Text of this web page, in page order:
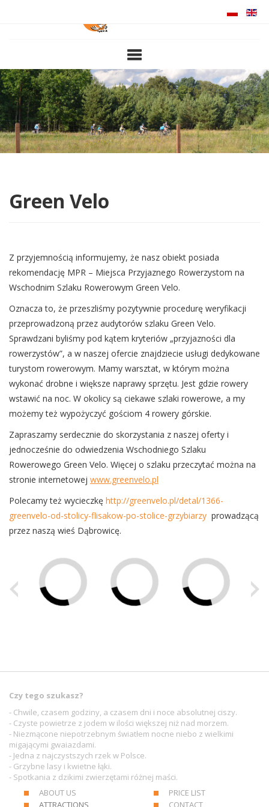
ABOUT US
ATTRACTIONS
ACCOMMODATION
MEALS
Green Velo
Z przyjemnością informujemy, że nasz obiekt posiada
rekomendację MPR – Miejsca Przyjaznego Rowerzystom na
Wschodnim Szlaku Rowerowym Green Velo.
Oznacza to, że przeszliśmy pozytywnie procedurę weryfikacji
przeprowadzoną przez audytorów szlaku Green Velo.
Sprawdzani byliśmy pod kątem kryteriów „przyjazności dla
rowerzystów”, a w naszej ofercie znajdziecie usługi dedykowane
turystom rowerowym. Mamy warsztat, w którym można
wykonać drobne i większe naprawy sprzętu. Jest gdzie rowery
wstawić na noc. W okolicy są ciekawe szlaki rowerowe, a my
możemy też wypożyczyć gościom 4 rowery górskie.
Zapraszamy serdecznie do skorzystania z naszej oferty i
jednocześnie do odwiedzenia Wschodniego Szlaku
Rowerowego Green Velo. Więcej o szlaku przeczytać można na
stronie internetowej www.greenvelo.pl
Polecamy też wycieczkę http://greenvelo.pl/detal/1366-
greenvelo-od-stolicy-flisakow-po-stolice-grzybiarzy prowadzącą
przez naszą wieś Dąbrowicę.
Czy tego szukasz?
- Chwile, czasem godziny, a czasem dni i noce absolutnej ciszy.
- Czyste powietrze z jodem w ilości większej niż nad morzem.
- Niezmącone niepotrzebnym światłem nocne niebo z wielkimi
migającymi gwaiazdami.
- Jedna z najczystszych rzek w Polsce.
- Grzybne lasy i kwietne łąki.
- Spotkania z dzikimi zwierzętami różnej maści.
ABOUT US
ATTRACTIONS
PRICE LIST
CONTACT